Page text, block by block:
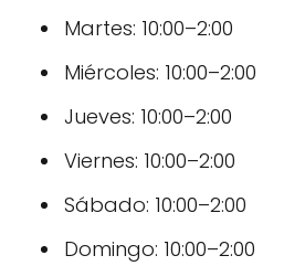
Martes: 10:00–2:00
Miércoles: 10:00–2:00
Jueves: 10:00–2:00
Viernes: 10:00–2:00
Sábado: 10:00–2:00
Domingo: 10:00–2:00